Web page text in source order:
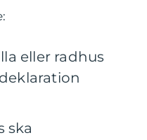
eller radhus
ska